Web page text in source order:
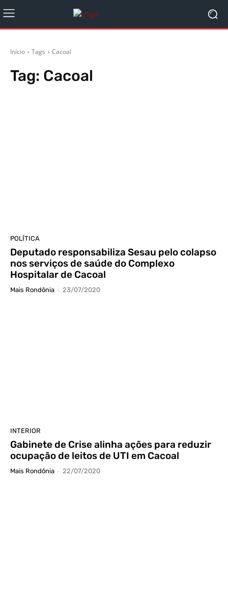
Início Tags Cacoal
Tag: Cacoal
POLÍTICA
Deputado responsabiliza Sesau pelo colapso
nos serviços de saúde do Complexo
Hospitalar de Cacoal
Mais Rondônia - 23/07/2020
INTERIOR
Gabinete de Crise alinha ações para reduzir
ocupação de leitos de UTI em Cacoal
Mais Rondônia - 22/07/2020